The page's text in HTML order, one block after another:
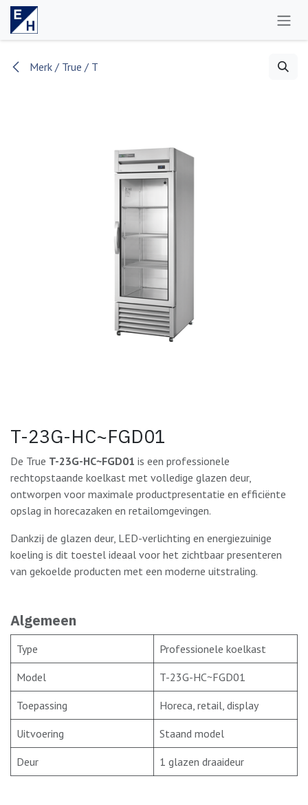
Se rendre au contenu
Merk / True / T
T-23G-HC~FGD01
De True T-23G-HC~FGD01 is een professionele
rechtopstaande koelkast met volledige glazen deur,
ontworpen voor maximale productpresentatie en efficiënte
opslag in horecazaken en retailomgevingen.
Dankzij de glazen deur, LED-verlichting en energiezuinige
koeling is dit toestel ideaal voor het zichtbaar presenteren
van gekoelde producten met een moderne uitstraling.
Algemeen
Type Professionele koelkast
Model T-23G-HC~FGD01
Toepassing Horeca, retail, display
Uitvoering Staand model
Deur 1 glazen draaideur